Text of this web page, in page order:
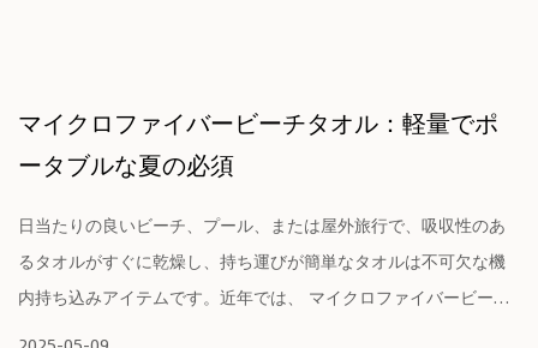
マイクロファイバービーチタオル：軽量でポ
ータブルな夏の必須
日当たりの良いビーチ、プール、または屋外旅行で、吸収性のあ
るタオルがすぐに乾燥し、持ち運びが簡単なタオルは不可欠な機
内持ち込みアイテムです。近年では、 マイクロファイバービーチ